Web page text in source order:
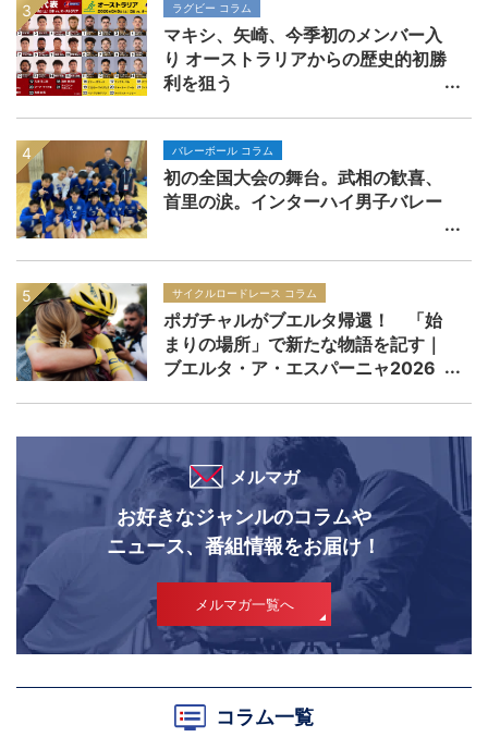
ラグビー コラム
マキシ、矢崎、今季初のメンバー入
り オーストラリアからの歴史的初勝
利を狙う
バレーボール コラム
初の全国大会の舞台。武相の歓喜、
首里の涙。インターハイ男子バレー
サイクルロードレース コラム
ポガチャルがブエルタ帰還！ 「始
まりの場所」で新たな物語を記す｜
ブエルタ・ア・エスパーニャ2026
メルマガ
お好きなジャンルのコラムや
ニュース、番組情報をお届け！
メルマガ一覧へ
コラム一覧